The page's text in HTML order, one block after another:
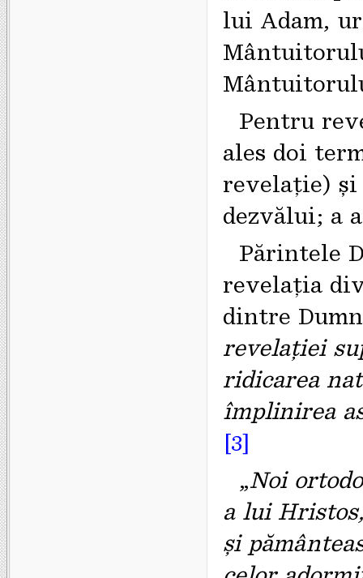
lui Adam,
Pentru
ales doi
revelație) şi
dezvălui; a
Părintele
revelația
dintre
revelației
ridicarea
împlinirea
[3]
„Noi
a lui
și